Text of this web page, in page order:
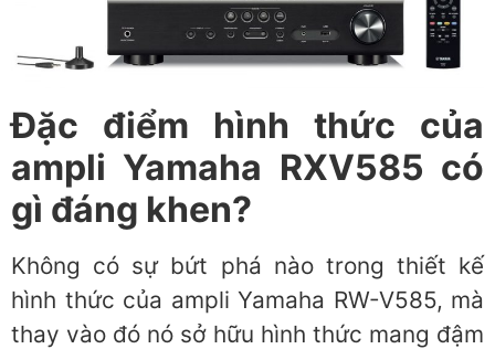
Đặc điểm hình thức của
ampli Yamaha RXV585 có
gì đáng khen?
Không có sự bứt phá nào trong thiết kế
hình thức của ampli Yamaha RW-V585, mà
thay vào đó nó sở hữu hình thức mang đậm